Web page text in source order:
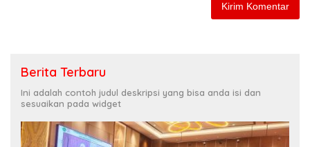
Berita Terbaru
Ini adalah contoh judul deskripsi yang bisa anda isi dan
sesuaikan pada widget